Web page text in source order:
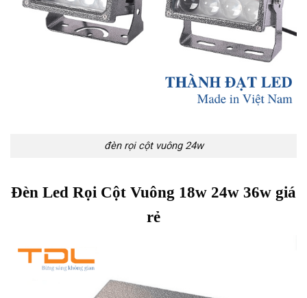
đèn rọi cột vuông 24w
Đèn Led Rọi Cột Vuông 18w 24w 36w giá
rẻ